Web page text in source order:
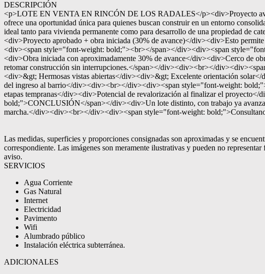
DESCRIPCIÓN
<p>LOTE EN VENTA EN RINCÓN DE LOS RADALES</p><div>Proyecto
ofrece una oportunidad única para quienes buscan construir en un entorno
ideal tanto para vivienda permanente como para desarrollo de una propiedad
<div>Proyecto aprobado + obra iniciada (30% de avance)</div><div>Esto
<div><span style="font-weight: bold;"><br></span></div><div><span
<div>Obra iniciada con aproximadamente 30% de avance</div><div>Cerco
retomar construcción sin interrupciones.</span></div><div><br></
<div>&gt; Hermosas vistas abiertas</div><div>&gt; Excelente orientación
del ingreso al barrio</div><div><br></div><div><span style="font-weight:
etapas tempranas</div><div>Potencial de revalorización al finalizar el
bold;">CONCLUSIÓN</span></div><div>Un lote distinto, con trabajo ya
marcha.</div><div><br></div><div><span style="font-weight:
Las medidas, superficies y proporciones consignadas son aproximadas y se
correspondiente. Las imágenes son meramente ilustrativas y pueden no
aviso.
SERVICIOS
Agua Corriente
Gas Natural
Internet
Electricidad
Pavimento
Wifi
Alumbrado público
Instalación eléctrica subterránea.
ADICIONALES